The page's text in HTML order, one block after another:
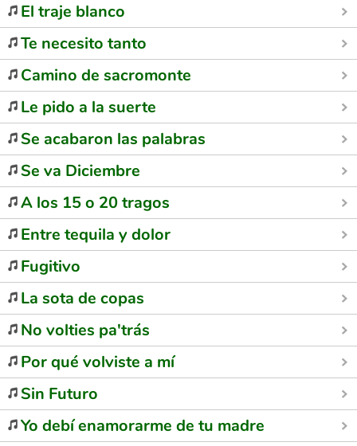
El traje blanco
Te necesito tanto
Camino de sacromonte
Le pido a la suerte
Se acabaron las palabras
Se va Diciembre
A los 15 o 20 tragos
Entre tequila y dolor
Fugitivo
La sota de copas
No volties pa'trás
Por qué volviste a mí
Sin Futuro
Yo debí enamorarme de tu madre